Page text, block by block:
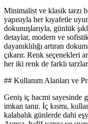
Minimalist ve klasik tarzı
yapısıyla her kıyafetle
dokunuşlarıyla, günlük
detaylar, modern ve
dayanıklılığı artıran
çıkarır. Renk seçenekleri
her iki renk de farklı
## Kullanım Alanları ve
Geniş iç hacmi sayesinde
imkan tanır. İç kısmı,
kalabalık günlerde dahi